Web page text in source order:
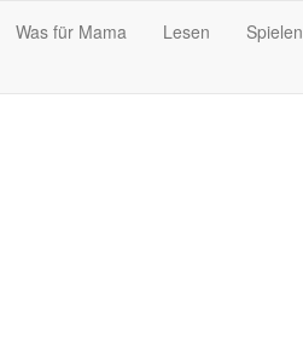
Was für Mama Lesen Spielen